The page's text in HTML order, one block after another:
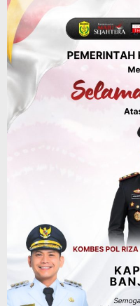
Belajar Sambil
Literasi di Taman
Agustus 9, 2026
Advertorial Pemkab Balangan
28 Pelajar Halong
Latihan Intensif
TNI-Polri Sambut
Pemkab Tanahlaut
Delegasi
Tanahlaut,
Potensi 363
Agustus 9, 2026